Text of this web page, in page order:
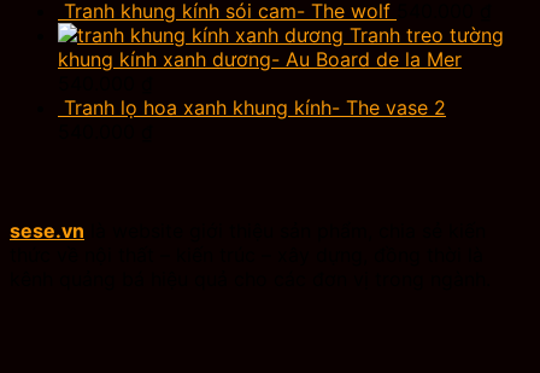
Tranh khung kính sói cam- The wolf
Tranh treo tường
khung kính xanh dương- Au Board de la Mer
Tranh lọ hoa xanh khung kính- The vase 2
sese.vn